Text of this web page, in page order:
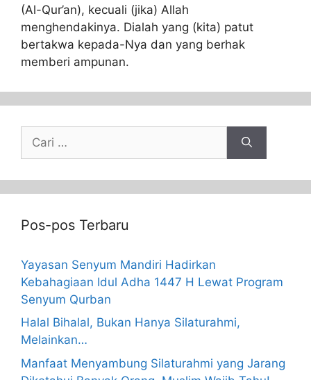
(Al-Qur’an), kecuali (jika) Allah
menghendakinya. Dialah yang (kita) patut
bertakwa kepada-Nya dan yang berhak
memberi ampunan.
Pos-pos Terbaru
Yayasan Senyum Mandiri Hadirkan
Kebahagiaan Idul Adha 1447 H Lewat Program
Senyum Qurban
Halal Bihalal, Bukan Hanya Silaturahmi,
Melainkan…
Manfaat Menyambung Silaturahmi yang Jarang